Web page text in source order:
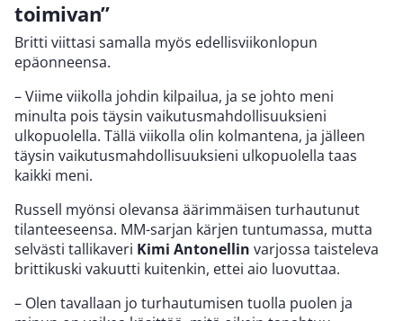
toimivan”
Britti viittasi samalla myös edellisviikonlopun
epäonneensa.
– Viime viikolla johdin kilpailua, ja se johto meni
minulta pois täysin vaikutusmahdollisuuksieni
ulkopuolella. Tällä viikolla olin kolmantena, ja jälleen
täysin vaikutusmahdollisuuksieni ulkopuolella taas
kaikki meni.
Russell myönsi olevansa äärimmäisen turhautunut
tilanteeseensa. MM-sarjan kärjen tuntumassa, mutta
selvästi tallikaveri Kimi Antonellin varjossa taisteleva
brittikuski vakuutti kuitenkin, ettei aio luovuttaa.
– Olen tavallaan jo turhautumisen tuolla puolen ja